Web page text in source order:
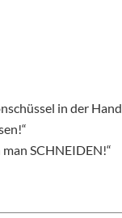
in der Hand
man SCHNEIDEN!“